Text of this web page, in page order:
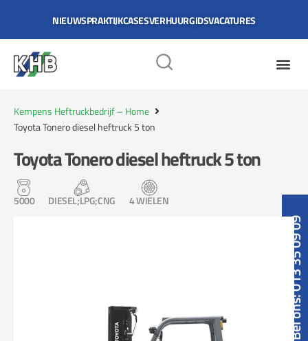
Bel ons: 013 35 09 09
NIEUWSPRAKTIJKCASESVERHUURGIDSVACATURES
Kempens Heftruckbedrijf – Home
Toyota Tonero diesel heftruck 5 ton
Toyota Tonero diesel heftruck 5 ton
5000 DIESEL;LPG;CNG 4 WIELEN